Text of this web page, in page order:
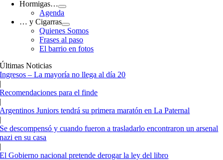
Hormigas…
Agenda
… y Cigarras
Quienes Somos
Frases al paso
El barrio en fotos
Últimas Noticias
Ingresos – La mayoría no llega al día 20
|
Recomendaciones para el finde
|
Argentinos Juniors tendrá su primera maratón en La Paternal
|
Se descompensó y cuando fueron a trasladarlo encontraron un arsenal
nazi en su casa
|
El Gobierno nacional pretende derogar la ley del libro